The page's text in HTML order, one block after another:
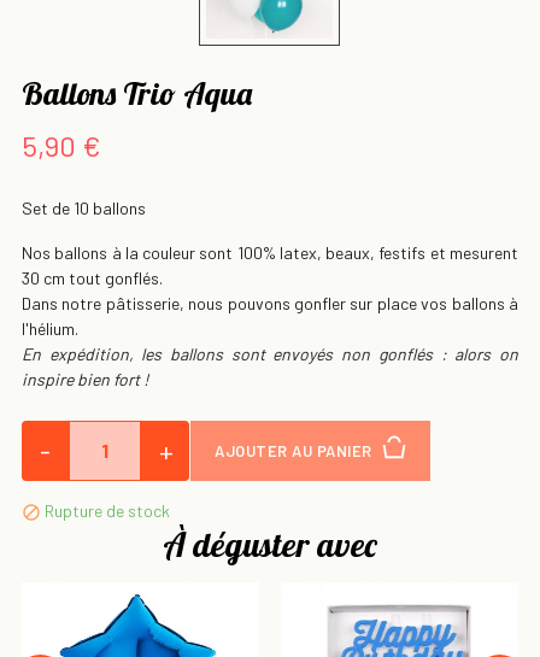
Ballons Trio Aqua
5,90 €
Set de 10 ballons
Nos ballons à la couleur sont 100% latex, beaux, festifs et mesurent
30 cm tout gonflés.
Dans notre pâtisserie, nous pouvons gonfler sur place vos ballons à
l'hélium.
En expédition, les ballons sont envoyés non gonflés : alors on
inspire bien fort !
- + AJOUTER AU PANIER
 Rupture de stock
À déguster avec